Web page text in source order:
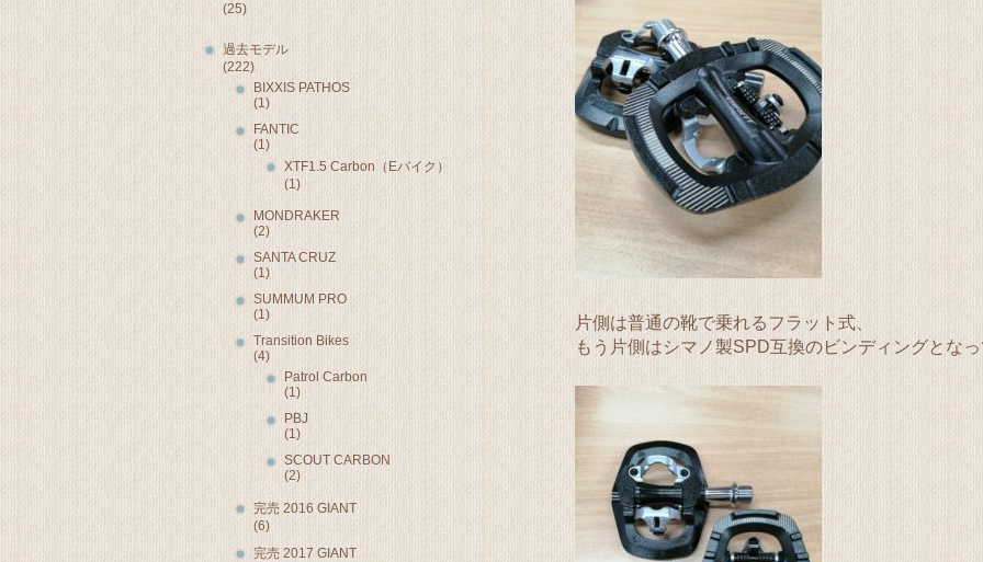
片側は普通の靴で乗れるフラット式、
もう片側はシマノ製SPD互換のビンディングとな
(25)
過去モデル
(222)
BIXXIS PATHOS
(1)
FANTIC
(1)
XTF1.5 Carbon（Eバイク）
(1)
MONDRAKER
(2)
SANTA CRUZ
(1)
SUMMUM PRO
(1)
Transition Bikes
(4)
Patrol Carbon
(1)
PBJ
(1)
SCOUT CARBON
(2)
完売 2016 GIANT
(6)
完売 2017 GIANT